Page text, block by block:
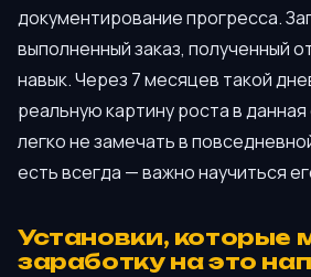
документирование прогресса.
выполненный заказ, полученный
навык. Через 7 месяцев такой
реальную картину роста в
легко не замечать в
есть всегда — важно научиться
Установки, которые
заработку на это